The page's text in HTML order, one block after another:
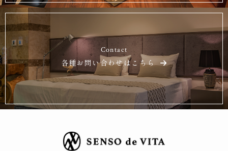
Contact
各種お問い合わせはこちら